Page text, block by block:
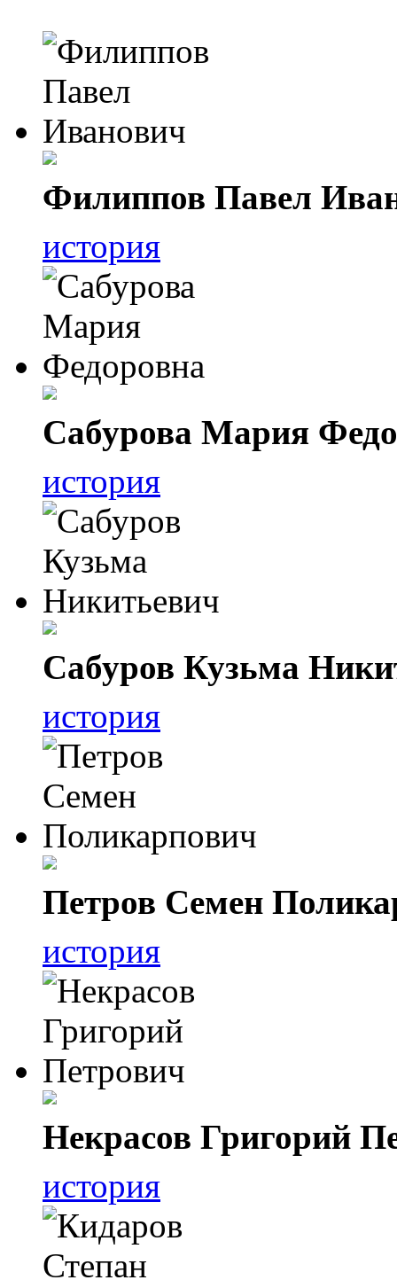
Филиппов Павел
история
Сабурова Мария
история
Сабуров Кузьма
история
Петров Семен
история
Некрасов Григорий
история